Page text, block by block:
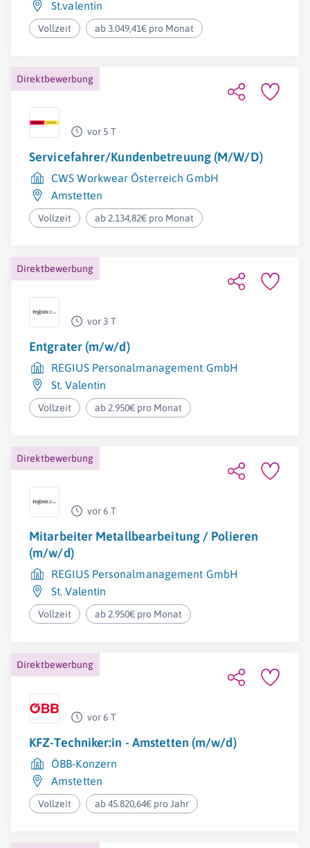
St.valentin
Vollzeit ab 3.049,41€ pro Monat
Direktbewerbung
vor 5 T
Servicefahrer/Kundenbetreuung (M/W/D)
CWS Workwear Österreich GmbH
Amstetten
Vollzeit ab 2.134,82€ pro Monat
Direktbewerbung
vor 3 T
Entgrater (m/w/d)
REGIUS Personalmanagement GmbH
St. Valentin
Vollzeit ab 2.950€ pro Monat
Direktbewerbung
vor 6 T
Mitarbeiter Metallbearbeitung / Polieren
(m/w/d)
REGIUS Personalmanagement GmbH
St. Valentin
Vollzeit ab 2.950€ pro Monat
Direktbewerbung
vor 6 T
KFZ-Techniker:in - Amstetten (m/w/d)
ÖBB-Konzern
Amstetten
Vollzeit ab 45.820,64€ pro Jahr